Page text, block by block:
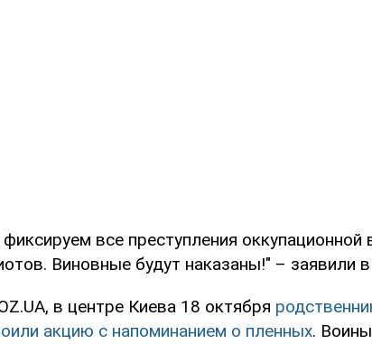
все преступления оккупационной
Виновные будут наказаны!" – заявили
в центре Киева 18 октября
акцию с напоминанием о пленных.